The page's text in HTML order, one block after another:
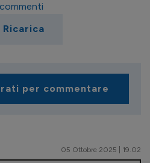
Ricarica
commenti
per commentare
05 Ottobre 2025 | 19.02